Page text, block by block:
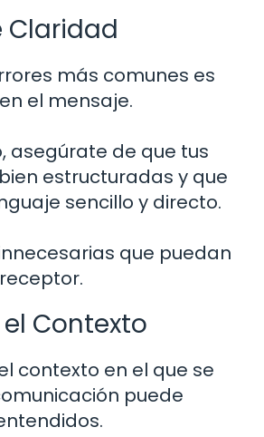
Claridad
más comunes es
el mensaje.
asegúrate de que tus
estructuradas y que
sencillo y directo.
que puedan
Contexto
contexto en el que se
puede